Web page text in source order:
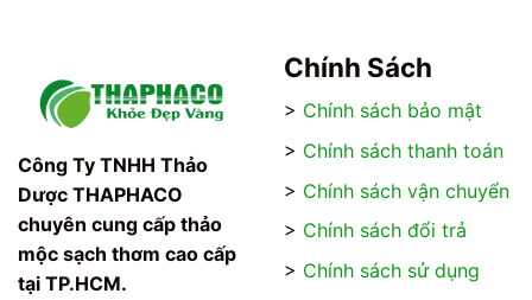
Công Ty TNHH Thảo
Dược THAPHACO
chuyên cung cấp thảo
mộc sạch thơm cao cấp
tại TP.HCM.
Chính Sách
> Chính sách bảo mật
> Chính sách thanh toán
> Chính sách vận chuyển
> Chính sách đổi trả
> Chính sách sử dụng